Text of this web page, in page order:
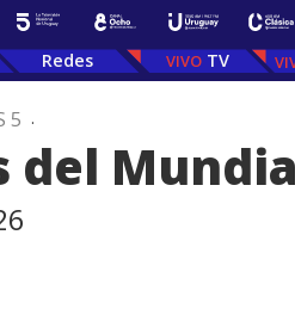
Redes TV
5 .
del